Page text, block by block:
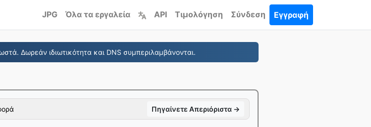
JPG Όλα τα εργαλεία API Τιμολόγηση Σύνδεση Εγγραφή
Δωρεάν ιδιωτικότητα και DNS συμπεριλαμβάνονται.
Πηγαίνετε Απεριόριστα →